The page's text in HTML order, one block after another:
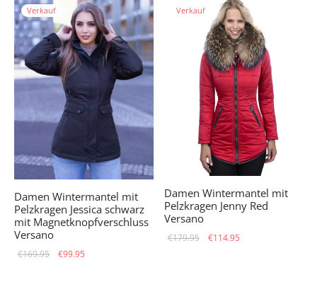
Verkauf
Damen Wintermantel mit
Pelzkragen Jessica schwarz
mit Magnetknopfverschluss
Versano
€169.95
Ursprünglicher
€99.95
Verkauf
Damen Wintermantel mit
Pelzkragen Jenny Red
Versano
€179.95
Ursprünglicher
€114.95